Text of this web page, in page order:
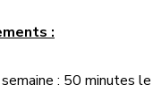
:
: 50 minutes